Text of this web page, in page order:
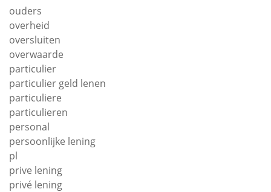
ouders
overheid
oversluiten
overwaarde
particulier
particulier geld lenen
particuliere
particulieren
personal
persoonlijke lening
pl
prive lening
privé lening